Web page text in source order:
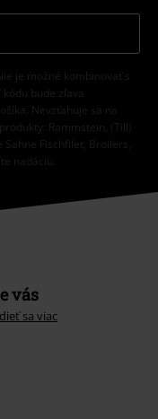
je možné kombinovať s
bude zľava
Nevzťahuje sa na
Rammstein, (Till)
Sahne Fischfilet, Broilers,
nadáciu.
vás
sa viac